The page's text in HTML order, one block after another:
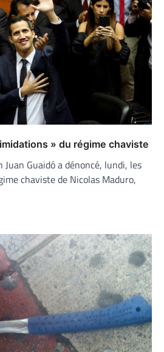
» du régime chaviste
Juan Guaidó a dénoncé, lundi, les
chaviste de Nicolas Maduro,